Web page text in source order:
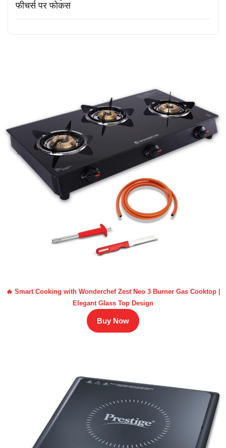
फीचर्स पर फोकस
🔥 Smart Cooking with Wonderchef Zest Neo 3 Burner Gas Cooktop |
Elegant Glass Top Design
Buy Now